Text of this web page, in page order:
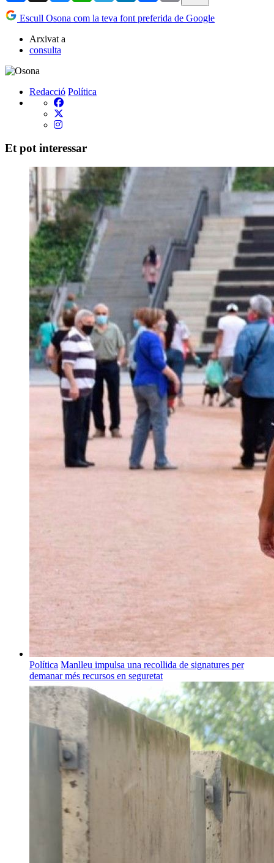
Escull Osona com la teva font preferida de Google
Arxivat a
consulta
Redacció Política
Et pot interessar
Política Manlleu impulsa una recollida de signatures per
demanar més recursos en seguretat